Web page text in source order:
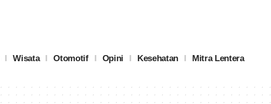
Wisata Otomotif Opini Kesehatan Mitra Lentera